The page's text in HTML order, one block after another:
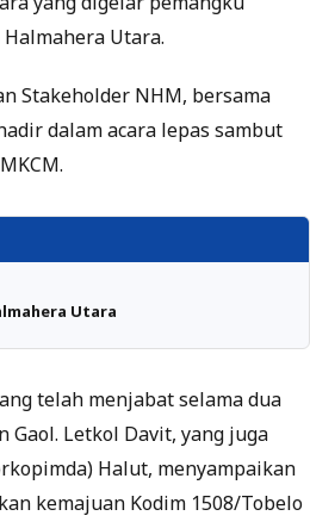
Utara.
Stakeholder NHM, bersama
dalam acara lepas sambut
Utara
telah menjabat selama dua
Letkol Davit, yang juga
Halut, menyampaikan
kemajuan Kodim 1508/Tobelo